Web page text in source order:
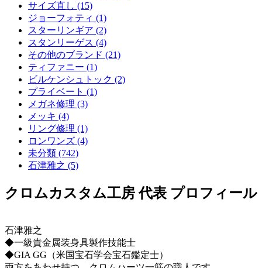
サイズ直し (15)
ジョーフォティ (1)
スターリンギア (2)
スタンリーゲス (4)
その他のブランド (21)
ティファニー (1)
ビルケンシュトック (2)
プライベート (1)
メガネ修理 (3)
メッキ (4)
リング修理 (1)
ロンワンズ (4)
未分類 (742)
石津雅之 (5)
クロムカスタム工房 代表 プロフィール
石津雅之
◆一級貴金属装身具製作技能士
◆GIA GG（米国宝石学会宝石鑑定士）